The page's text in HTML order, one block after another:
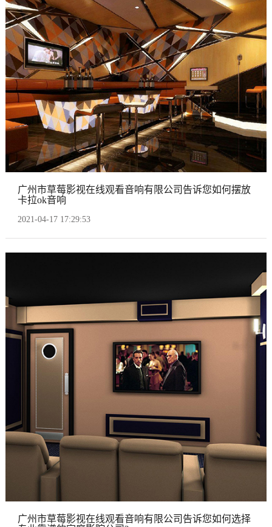
广州市草莓影视在线观看音响有限公司告诉您如何摆放
卡拉ok音响
2021-04-17 17:29:53
广州市草莓影视在线观看音响有限公司告诉您如何选择